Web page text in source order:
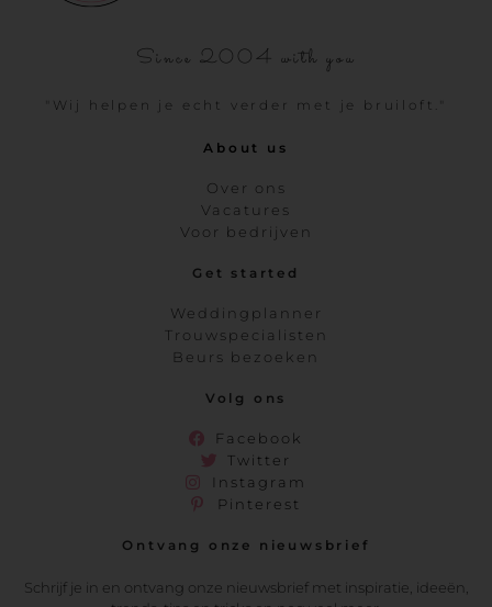
Since 2004 with you
"Wij helpen je echt verder met je bruiloft."
About us
Over ons
Vacatures
Voor bedrijven
Get started
Weddingplanner
Trouwspecialisten
Beurs bezoeken
Volg ons
Facebook
Twitter
Instagram
Pinterest
Ontvang onze nieuwsbrief
Schrijf je in en ontvang onze nieuwsbrief met inspiratie, ideeën,